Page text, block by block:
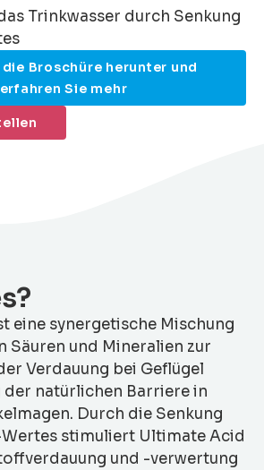
Trinkwasser durch Senkung
die Broschüre herunter und
erfahren Sie mehr
eine synergetische Mischung
Säuren und Mineralien zur
Verdauung bei Geflügel
natürlichen Barriere in
Durch die Senkung
stimuliert Ultimate Acid
und -verwertung